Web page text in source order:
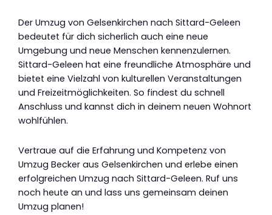
Der Umzug von Gelsenkirchen nach Sittard-Geleen
bedeutet für dich sicherlich auch eine neue
Umgebung und neue Menschen kennenzulernen.
Sittard-Geleen hat eine freundliche Atmosphäre und
bietet eine Vielzahl von kulturellen Veranstaltungen
und Freizeitmöglichkeiten. So findest du schnell
Anschluss und kannst dich in deinem neuen Wohnort
wohlfühlen.
Vertraue auf die Erfahrung und Kompetenz von
Umzug Becker aus Gelsenkirchen und erlebe einen
erfolgreichen Umzug nach Sittard-Geleen. Ruf uns
noch heute an und lass uns gemeinsam deinen
Umzug planen!